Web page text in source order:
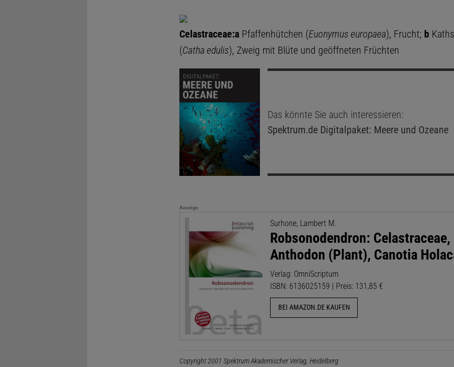
Celastraceae:aPfaffenhütchen (Euonymus europaea), Frucht; b
(Catha edulis), Zweig mit Blüte und geöffneten Früchten
Das könnte Sie auch interessieren:
Spektrum.deDigitalpaket: Meere und Ozeane
Anzeige
Surhone, Lambert M.
Robsonodendron: Celastraceae,
Anthodon (Plant), Canotia
Verlag: OmniScriptum
ISBN: 6136025159 | Preis: 131,85 €
BEI AMAZON.DE KAUFEN
Copyright 2001 Spektrum Akademischer Verlag, Heidelberg